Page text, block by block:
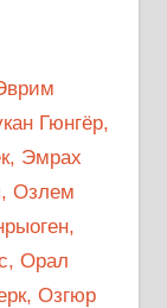
Гюнгёр,
Эмрах
Озлем
Орал
Озгюр